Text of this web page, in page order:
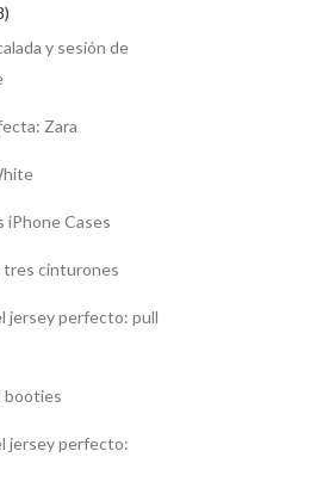
y sesión de
Zara
iPhone Cases
tres cinturones
jersey perfecto: pull
booties
jersey perfecto: